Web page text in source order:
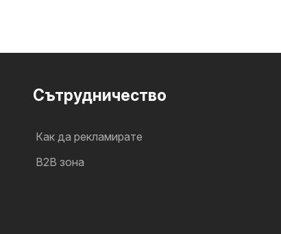
Cътрудничество
Как да рекламирате
B2B зона